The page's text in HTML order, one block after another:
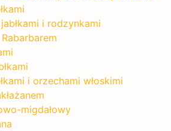
i rodzynkami
i orzechami włoskimi
migdałowy